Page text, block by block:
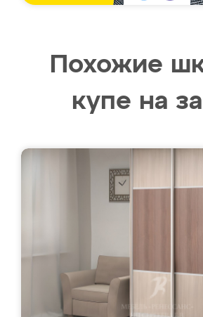
Похожие
купе на